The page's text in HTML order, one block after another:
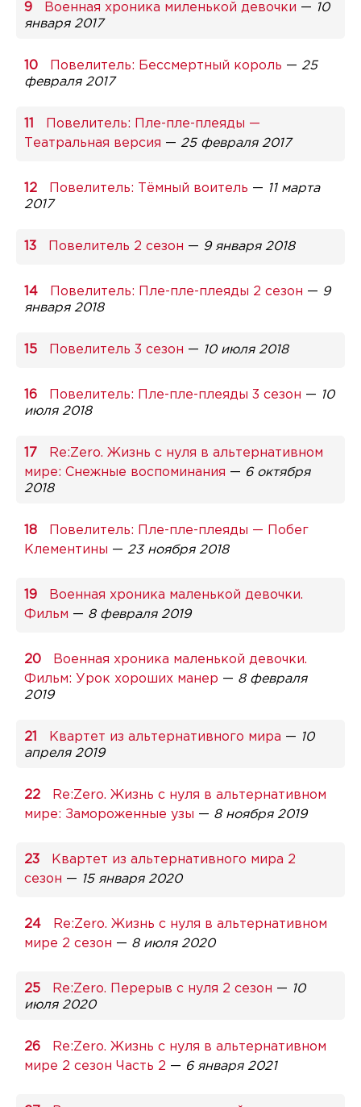
Военная хроника миленькой девочки — 10
января 2017
Повелитель: Бессмертный король — 25
февраля 2017
Повелитель: Пле-пле-плеяды —
Театральная версия — 25 февраля 2017
Повелитель: Тёмный воитель — 11 марта
2017
Повелитель 2 сезон — 9 января 2018
Повелитель: Пле-пле-плеяды 2 сезон — 9
января 2018
Повелитель 3 сезон — 10 июля 2018
Повелитель: Пле-пле-плеяды 3 сезон — 10
июля 2018
Re:Zero. Жизнь с нуля в альтернативном
мире: Снежные воспоминания — 6 октября
2018
Повелитель: Пле-пле-плеяды — Побег
Клементины — 23 ноября 2018
Военная хроника маленькой девочки.
Фильм — 8 февраля 2019
Военная хроника маленькой девочки.
Фильм: Урок хороших манер — 8 февраля
2019
Квартет из альтернативного мира — 10
апреля 2019
Re:Zero. Жизнь с нуля в альтернативном
мире: Замороженные узы — 8 ноября 2019
Квартет из альтернативного мира 2
сезон — 15 января 2020
Re:Zero. Жизнь с нуля в альтернативном
мире 2 сезон — 8 июля 2020
Re:Zero. Перерыв с нуля 2 сезон — 10
июля 2020
Re:Zero. Жизнь с нуля в альтернативном
мире 2 сезон Часть 2 — 6 января 2021